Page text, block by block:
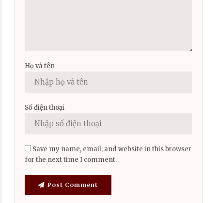
Họ và tên
Số điện thoại
Save my name, email, and website in this browser
for the next time I comment.
Post Comment